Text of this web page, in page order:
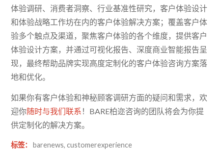
体验调研、消费者洞察、行业基准性研究，客户体验设计
和体验战略工作坊在内的客户体验解决方案；覆盖客户体
验多个触点及渠道，聚焦客户体验的各个维度，提供客户
体验设计方案，并通过可视化报告、深度商业智能报告呈
现，最终帮助品牌实现高度定制化的客户体验咨询方案落
地和优化。
如果你有客户体验和神秘顾客调研方面的疑问和需求，欢
迎你随时与我们联系 ！BARE柏迩咨询的团队将会为你提
供定制化的解决方案。
标签： barenews,customerexperience